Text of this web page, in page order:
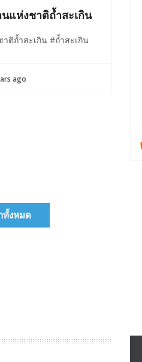
แห่งชาติถ้ำสะเกิน
ติถ้ำสะเกิน #ถ้ำสะเกิน
ago
ทั้งหมด